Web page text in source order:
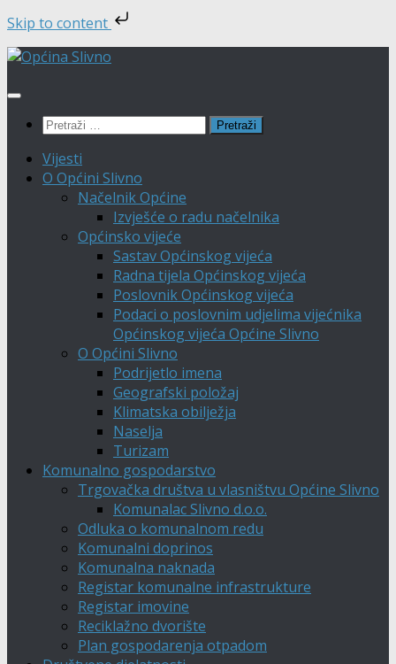
Skip to content
Skip
content
Pretraži:
Vijesti
O Općini Slivno
Načelnik Općine
Izvješće o radu načelnika
Općinsko vijeće
Sastav Općinskog vijeća
Radna tijela Općinskog vijeća
Poslovnik Općinskog vijeća
Podaci o poslovnim udjelima vijećnika
Općinskog vijeća Općine Slivno
O Općini Slivno
Podrijetlo imena
Geografski položaj
Klimatska obilježja
Naselja
Turizam
Komunalno gospodarstvo
Trgovačka društva u vlasništvu Općine Slivno
Komunalac Slivno d.o.o.
Odluka o komunalnom redu
Komunalni doprinos
Komunalna naknada
Registar komunalne infrastrukture
Registar imovine
Reciklažno dvorište
Plan gospodarenja otpadom